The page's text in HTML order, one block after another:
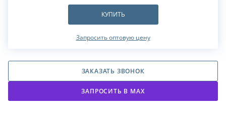
КУПИТЬ
Запросить оптовую цену
ЗАКАЗАТЬ ЗВОНОК
ЗАПРОСИТЬ В МАХ